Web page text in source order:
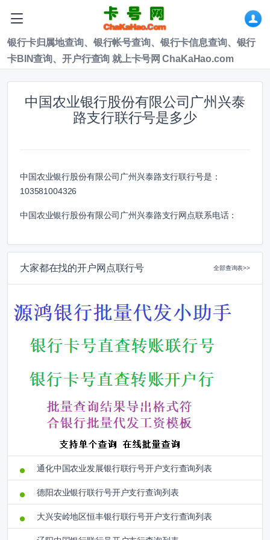
银行卡归属地查询、银行帐号查询、银行卡信息查询、银行
卡BIN查询、开户行查询 就上卡号网 ChaKaHao.com
中国农业银行股份有限公司广州兴泰
路支行联行号是多少
中国农业银行股份有限公司广州兴泰路支行联行号是：
103581004326
中国农业银行股份有限公司广州兴泰路支行网点联系电话：
大家都在找的开户网点联行号 全部查询表>>
通化中国农业发展银行联行号开户支行查询列表
德阳农业银行联行号开户支行查询列表
大兴安岭地区恒丰银行联行号开户支行查询列表